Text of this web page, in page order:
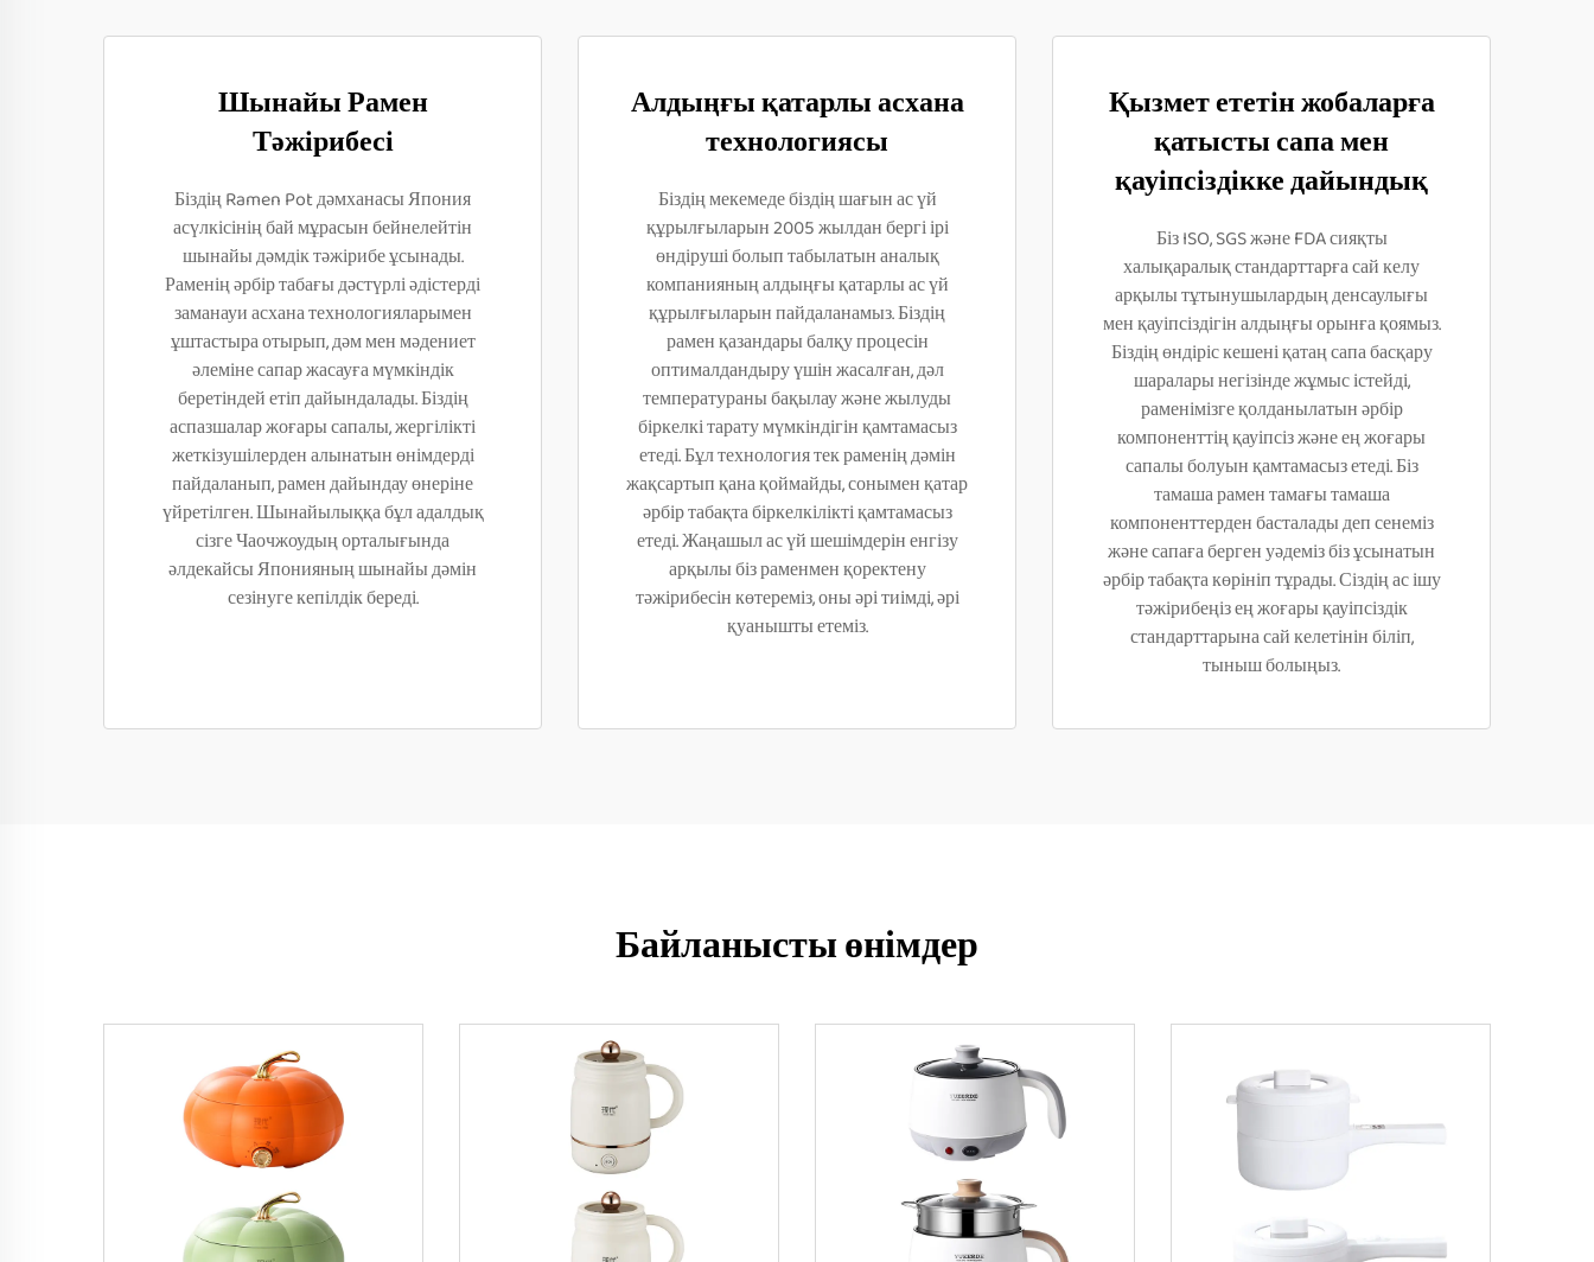
Шынайы Рамен
Тәжірибесі
Біздің Ramen Pot дәмханасы Япония
асүлкісінің бай мұрасын бейнелейтін
шынайы дәмдік тәжірибе ұсынады.
Раменің әрбір табағы дәстүрлі әдістерді
заманауи асхана технологияларымен
ұштастыра отырып, дәм мен мәдениет
әлеміне сапар жасауға мүмкіндік
беретіндей етіп дайындалады. Біздің
аспазшалар жоғары сапалы, жергілікті
жеткізушілерден алынатын өнімдерді
пайдаланып, рамен дайындау өнеріне
үйретілген. Шынайылыққа бұл адалдық
сізге Чаочжоудың орталығында
әлдекайсы Японияның шынайы дәмін
сезінуге кепілдік береді.
Алдыңғы қатарлы асхана
технологиясы
Біздің мекемеде біздің шағын ас үй
құрылғыларын 2005 жылдан бергі ірі
өндіруші болып табылатын аналық
компанияның алдыңғы қатарлы ас үй
құрылғыларын пайдаланамыз. Біздің
рамен қазандары балқу процесін
оптималдандыру үшін жасалған, дәл
температураны бақылау және жылуды
біркелкі тарату мүмкіндігін қамтамасыз
етеді. Бұл технология тек раменің дәмін
жақсартып қана қоймайды, сонымен қатар
әрбір табақта біркелкілікті қамтамасыз
етеді. Жаңашыл ас үй шешімдерін енгізу
арқылы біз раменмен қоректену
тәжірибесін көтереміз, оны әрі тиімді, әрі
қуанышты етеміз.
Қызмет ететін жобаларға
қатысты сапа мен
қауіпсіздікке дайындық
Біз ISO, SGS және FDA сияқты
халықаралық стандарттарға сай келу
арқылы тұтынушылардың денсаулығы
мен қауіпсіздігін алдыңғы орынға қоямыз.
Біздің өндіріс кешені қатаң сапа басқару
шаралары негізінде жұмыс істейді,
раменімізге қолданылатын әрбір
компоненттің қауіпсіз және ең жоғары
сапалы болуын қамтамасыз етеді. Біз
тамаша рамен тамағы тамаша
компоненттерден басталады деп сенеміз
және сапаға берген уәдеміз біз ұсынатын
әрбір табақта көрініп тұрады. Сіздің ас ішу
тәжірибеңіз ең жоғары қауіпсіздік
стандарттарына сай келетінін біліп,
тыныш болыңыз.
Байланысты өнімдер